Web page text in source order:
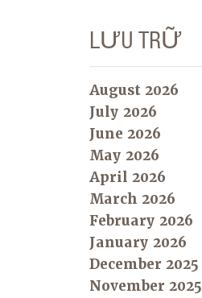
LƯU TRỮ
August 2026
July 2026
June 2026
May 2026
April 2026
March 2026
February 2026
January 2026
December 2025
November 2025